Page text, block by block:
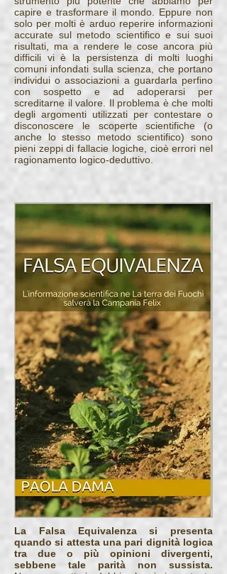
capire e trasformare il mondo. Eppure non
solo per molti è arduo reperire informazioni
accurate sul metodo scientifico e sui suoi
risultati, ma a rendere le cose ancora più
difficili vi è la persistenza di molti luoghi
comuni infondati sulla scienza, che portano
individui o associazioni a guardarla perfino
con sospetto e ad adoperarsi per
screditarne il valore. Il problema è che molti
degli argomenti utilizzati per contestare o
disconoscere le scoperte scientifiche (o
anche lo stesso metodo scientifico) sono
pieni zeppi di fallacie logiche, cioè errori nel
ragionamento logico-deduttivo.
La Falsa Equivalenza si presenta
quando si attesta una pari dignità logica
tra due o più opinioni divergenti,
sebbene tale parità non sussista.